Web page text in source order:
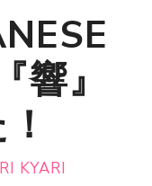
響』
KYARI